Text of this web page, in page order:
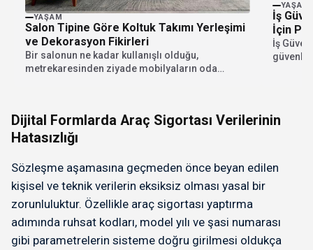
YAŞAM
Salon Tipine Göre Koltuk Takımı Yerleşimi
ve Dekorasyon Fikirleri
Bir salonun ne kadar kullanışlı olduğu,
metrekaresinden ziyade mobilyaların oda
YAŞAM
İş
İçin
İş
güvenlik
Dijital Formlarda Araç Sigortası Verilerinin
Hatasızlığı
Sözleşme aşamasına geçmeden önce beyan edilen
kişisel ve teknik verilerin eksiksiz olması yasal bir
zorunluluktur. Özellikle araç sigortası yaptırma
adımında ruhsat kodları, model yılı ve şasi numarası
gibi parametrelerin sisteme doğru girilmesi oldukça